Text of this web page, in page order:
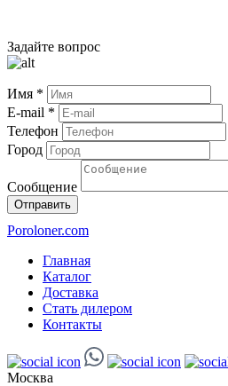
Задайте вопрос
Имя *
E-mail *
Телефон
Город
Сообщение
Отправить
Poroloner.com
Главная
Каталог
Доставка
Стать дилером
Контакты
Москва